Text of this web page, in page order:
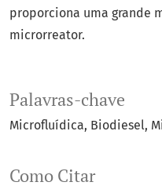
Palavras-chave
Microfluídica Biodiesel
Como Citar
proporciona uma grande
microrreator.